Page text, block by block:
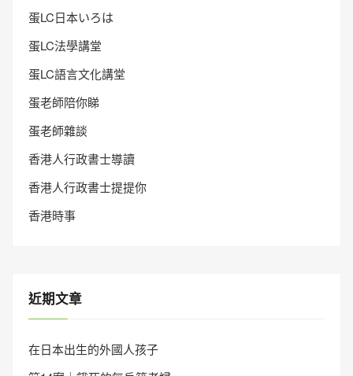
蛋LC日本いろは
蛋LC法學講堂
蛋LC語言文化講堂
蛋老師陪你睇
蛋老師雜談
香港人行政書士導讀
香港人行政書士提提你
香港時事
近期文章
在日本出生的外國人孩子